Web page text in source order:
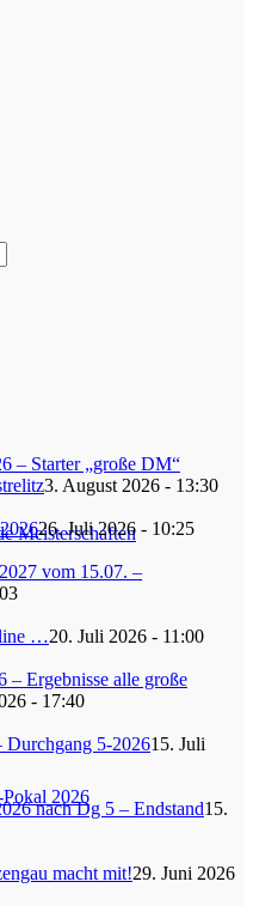
Meisterschaften
2026
– Starter „große DM“
3. August 2026 - 13:30
26. Juli 2026 - 10:25
vom 15.07. –
…20. Juli 2026 - 11:00
– Ergebnisse alle große
- 17:40
Durchgang 5-202615. Juli
nach Dg 5 – Endstand15.
macht mit!29. Juni 2026